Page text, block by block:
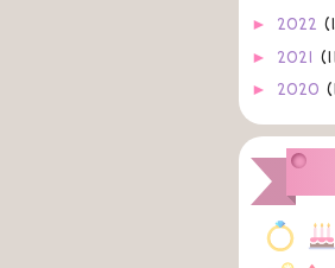
► 2022
► 2021
► 2020
►2019
►2018
►
►2016
►2015